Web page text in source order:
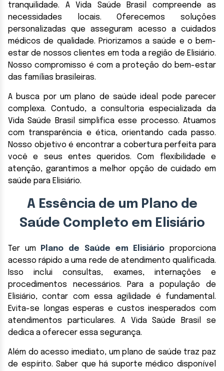
tranquilidade. A Vida Saúde Brasil compreende as
necessidades locais. Oferecemos soluções
personalizadas que asseguram acesso a cuidados
médicos de qualidade. Priorizamos a saúde e o bem-
estar de nossos clientes em toda a região de Elisiário.
Nosso compromisso é com a proteção do bem-estar
das famílias brasileiras.
A busca por um plano de saúde ideal pode parecer
complexa. Contudo, a consultoria especializada da
Vida Saúde Brasil simplifica esse processo. Atuamos
com transparência e ética, orientando cada passo.
Nosso objetivo é encontrar a cobertura perfeita para
você e seus entes queridos. Com flexibilidade e
atenção, garantimos a melhor opção de cuidado em
saúde para Elisiário.
A Essência de um Plano de
Saúde Completo em Elisiário
Ter um Plano de Saúde em Elisiário proporciona
acesso rápido a uma rede de atendimento qualificada.
Isso inclui consultas, exames, internações e
procedimentos necessários. Para a população de
Elisiário, contar com essa agilidade é fundamental.
Evita-se longas esperas e custos inesperados com
atendimentos particulares. A Vida Saúde Brasil se
dedica a oferecer essa segurança.
Além do acesso imediato, um plano de saúde traz paz
de espírito. Saber que há suporte médico disponível